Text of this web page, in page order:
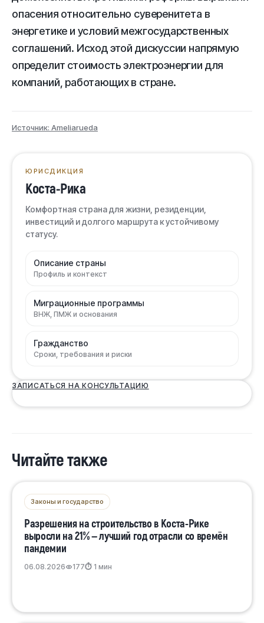
опасения относительно суверенитета в
энергетике и условий межгосударственных
соглашений. Исход этой дискуссии напрямую
определит стоимость электроэнергии для
компаний, работающих в стране.
Источник: Ameliarueda
ЮРИСДИКЦИЯ
Коста-Рика
Комфортная страна для жизни, резиденции,
инвестиций и долгого маршрута к устойчивому
статусу.
Описание страны
Профиль и контекст
Миграционные программы
ВНЖ, ПМЖ и основания
Гражданство
Сроки, требования и риски
ЗАПИСАТЬСЯ НА КОНСУЛЬТАЦИЮ
Читайте также
Законы и государство
Разрешения на строительство в Коста-Рике
выросли на 21% — лучший год отрасли со времён
пандемии
06.08.2026 177⏱ 1 мин